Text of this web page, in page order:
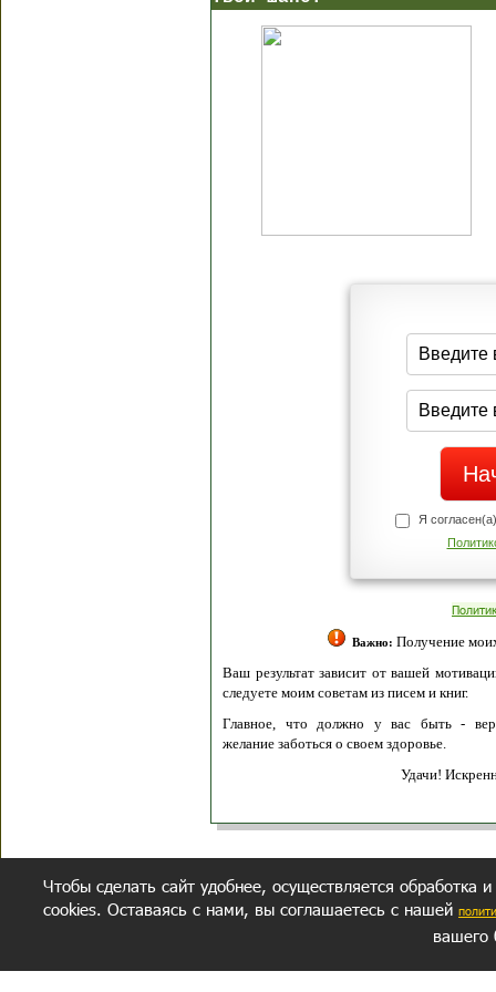
Я
Важно: Получение
Ваш результат зависит от вашей
следуете моим советам из писем и книг.
Главное, что должно у вас быть -
желание заботься о своем здоровье.
Удачи!
Чтобы сделать сайт удобнее, осуществляется обработка
cookies. Оставаясь с нами, вы соглашаетесь с нашей
вашего